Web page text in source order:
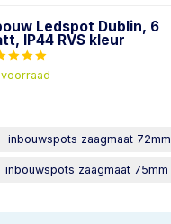
Ledspot Dublin, 6
IP44 RVS kleur
inbouwspots zaagmaat 72mm
inbouwspots zaagmaat 75mm